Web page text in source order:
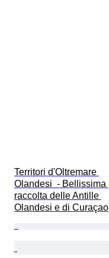
Territori d'Oltremare
Olandesi  - Bellissima
raccolta delle Antille
Olandesi e di Curaçao